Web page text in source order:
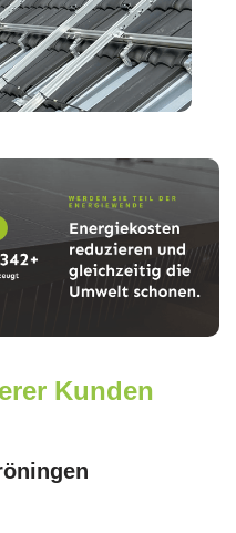
Kunden